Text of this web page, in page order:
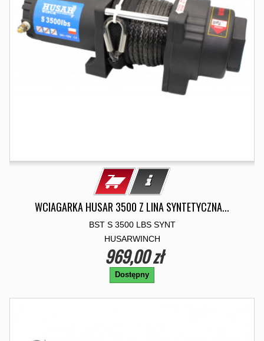
WCIAGARKA HUSAR 3500 Z LINA SYNTETYCZNA...
BST S 3500 LBS SYNT
HUSARWINCH
969,00 zł
Dostępny